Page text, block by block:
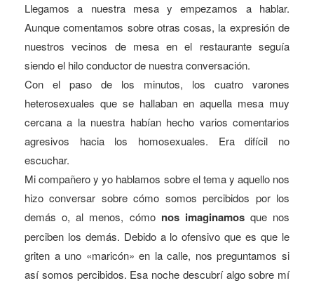
Llegamos a nuestra mesa y empezamos a hablar.
Aunque comentamos sobre otras cosas, la expresión de
nuestros vecinos de mesa en el restaurante seguía
siendo el hilo conductor de nuestra conversación.
Con el paso de los minutos, los cuatro varones
heterosexuales que se hallaban en aquella mesa muy
cercana a la nuestra habían hecho varios comentarios
agresivos hacia los homosexuales. Era difícil no
escuchar.
Mi compañero y yo hablamos sobre el tema y aquello nos
hizo conversar sobre cómo somos percibidos por los
demás o, al menos, cómo nos imaginamosque nos
perciben los demás. Debido a lo ofensivo que es que le
griten a uno «maricón» en la calle, nos preguntamos si
así somos percibidos. Esa noche descubrí algo sobre mí